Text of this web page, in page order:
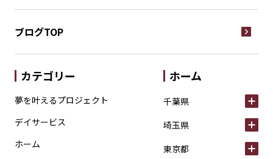
ブログTOP
カテゴリー
夢を叶えるプロジェクト
デイサービス
ホーム
ホーム
千葉県
埼玉県
東京都